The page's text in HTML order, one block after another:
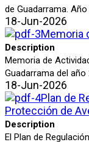
de Guadarrama. Año
18-Jun-2026
Memoria
Description
Memoria de
Guadarrama del año
18-Jun-2026
Plan de
Protección de
Description
El Plan de